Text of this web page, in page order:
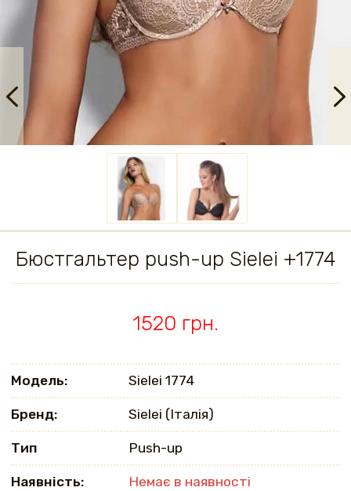
Бюстгальтер push-up Sielei +1774
1520 грн.
Модель: Sielei 1774
Бренд: Sielei (Італія)
Тип Push-up
Наявність: Немає в наявності